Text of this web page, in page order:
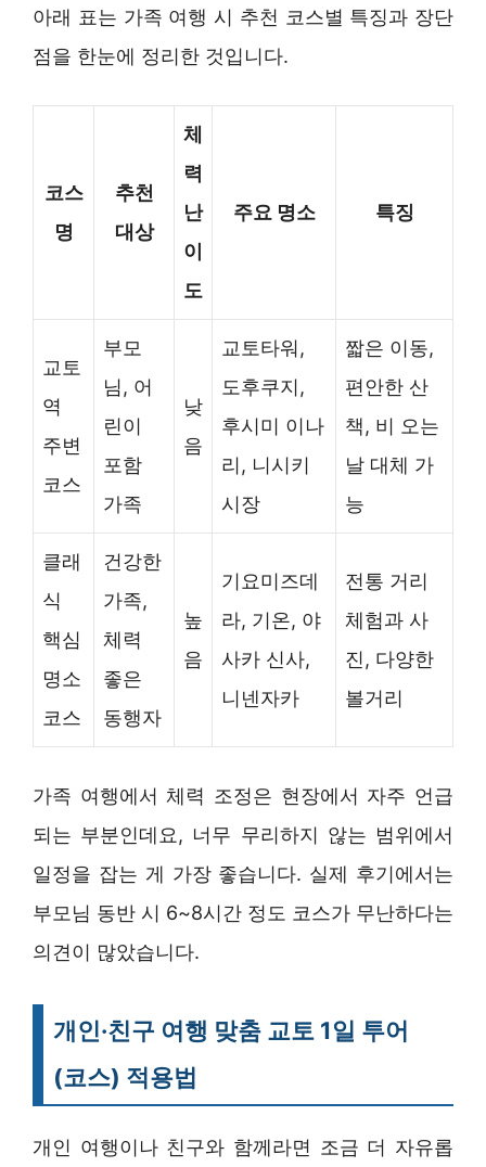
아래 표는 가족 여행 시 추천 코스별 특징과 장단
점을 한눈에 정리한 것입니다.
코스
명
추천
대상
체
력
난
이
도
주요 명소 특징
교토
역
주변
코스
부모
님, 어
린이
포함
가족
낮
음
교토타워,
도후쿠지,
후시미 이나
리, 니시키
시장
짧은 이동,
편안한 산
책, 비 오는
날 대체 가
능
클래
식
핵심
명소
코스
건강한
가족,
체력
좋은
동행자
높
음
기요미즈데
라, 기온, 야
사카 신사,
니넨자카
전통 거리
체험과 사
진, 다양한
볼거리
가족 여행에서 체력 조정은 현장에서 자주 언급
되는 부분인데요, 너무 무리하지 않는 범위에서
일정을 잡는 게 가장 좋습니다. 실제 후기에서는
부모님 동반 시 6~8시간 정도 코스가 무난하다는
의견이 많았습니다.
개인·친구 여행 맞춤 교토 1일 투어
(코스) 적용법
개인 여행이나 친구와 함께라면 조금 더 자유롭